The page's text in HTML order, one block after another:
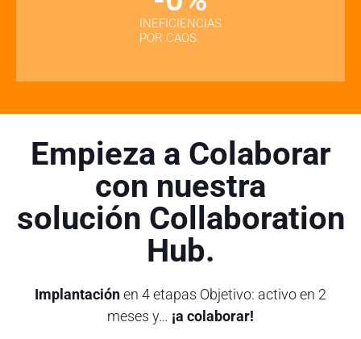
INEFICIENCIAS
POR CAOS
Empieza a Colaborar
con nuestra
solución Collaboration
Hub.
Implantaciónen 4 etapas Objetivo: activo en 2
meses y… ¡a colaborar!